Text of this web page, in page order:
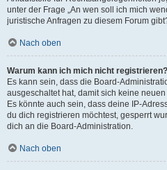
unter der Frage „An wen soll ich mich
juristische Anfragen zu diesem Forum
Nach oben
Warum kann ich mich nicht registrieren?
Es kann sein, dass die Board-
ausgeschaltet hat, damit sich keine
Es könnte auch sein, dass deine IP-
du dich registrieren möchtest, gesperrt
dich an die Board-Administration.
Nach oben